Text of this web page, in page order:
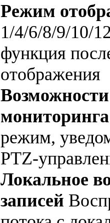
Режим
1/4/6/8/9/10/
функция
отображения
мониторинга
режим,
PTZ-
Локальное
записей